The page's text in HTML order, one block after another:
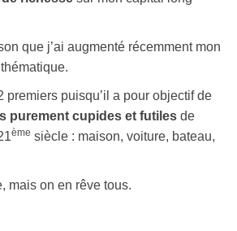
que j’ai augmenté récemment mon
premiers puisqu’il a pour objectif de
purement cupides et futiles de
ème siècle : maison, voiture, bateau,
mais on en rêve tous.